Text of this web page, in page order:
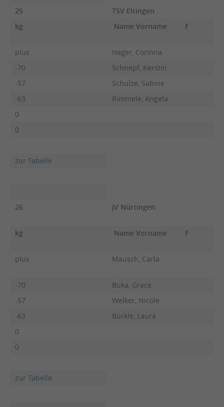
25
TSV Eltingen
kg
Name Vorname F
plus
Hager, Corinna
-70
Schnepf, Kerstin
-57
Schulze, Sabine
-63
Rimmele, Angela
0
0
zur Tabelle
26 JV Nürtingen
kg Name Vorname F
plus Mausch, Carla
-70
Buka, Grace
-57
Welker, Nicole
-63
Bürkle, Laura
0
0
zur Tabelle